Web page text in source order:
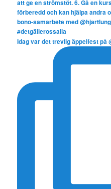
Idag var det trevlig äppelfest på